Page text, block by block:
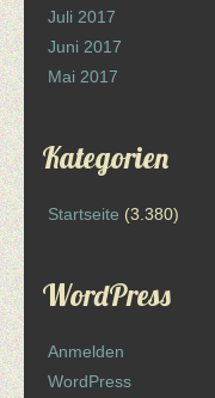
Juli 2017
Juni 2017
Mai 2017
Kategorien
Startseite (3.380)
WordPress
Anmelden
WordPress